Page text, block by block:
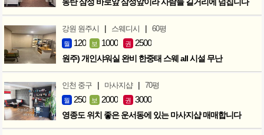
강원 원주시 | 스웨디시 | 60평
월 120 보 1000 권 2500
원주) 개인샤워실 완비 한중태 스웨 all 시설 무난
인천 중구 | 마사지샵 | 70평
월 250 보 2000 권 3000
영종도 위치 좋은 운서동에 있는 마사지샵 매매합니다